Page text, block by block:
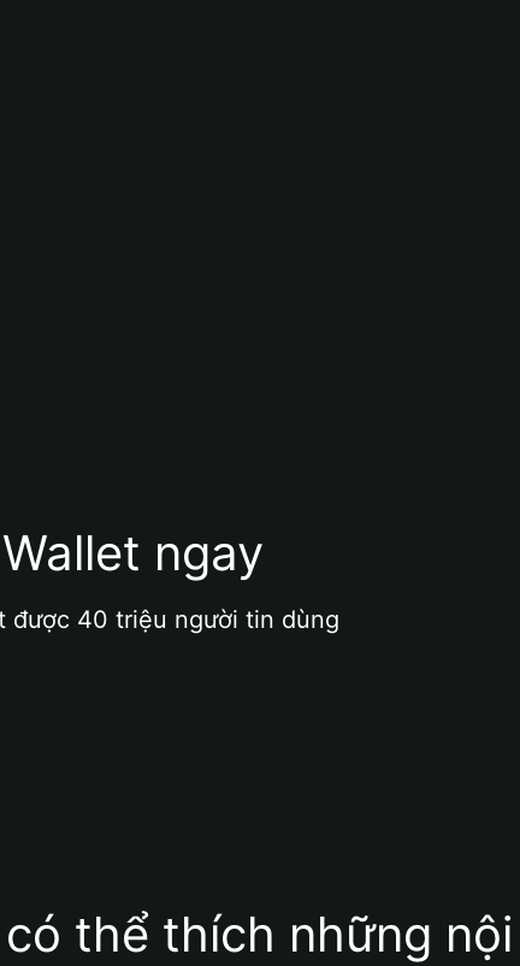
ngay
được 40 triệu người tin dùng
có thể thích những